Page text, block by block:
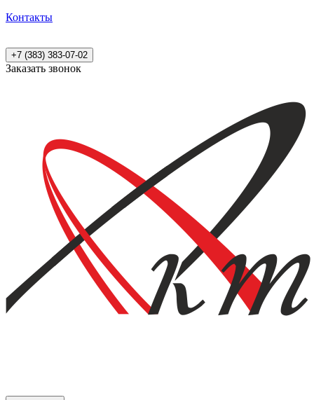
Контакты
+7 (383) 383-07-02
Заказать звонок